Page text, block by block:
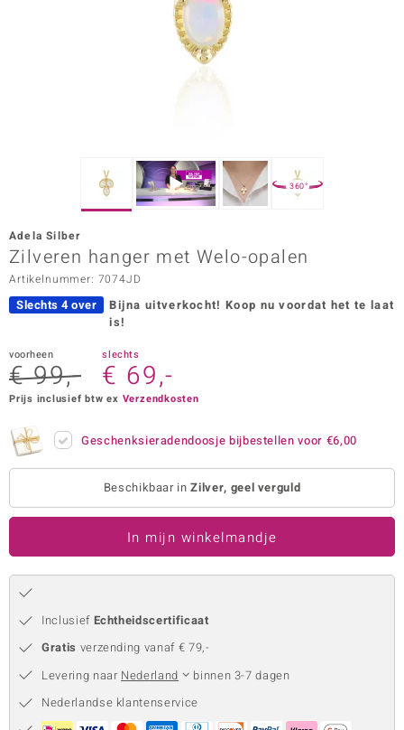
Vogue
in Italy
Paraíso
Collection
360°
Adela Silber
Zilveren hanger met Welo-opalen
Artikelnummer: 7074JD
Slechts 4 over Bijna uitverkocht! Koop nu voordat het te laat
is!
voorheen
€ 99,-
slechts
€ 69,-
Prijs inclusief btw ex Verzendkosten
Geschenksieradendoosje bijbestellen voor €6,00
Beschikbaar inZilver, geel verguld
In mijn winkelmandje
Inclusief Echtheidscertificaat
Gratis verzending vanaf € 79,-
Levering naar Nederland
binnen 3-7 dagen
Nederlandse klantenservice